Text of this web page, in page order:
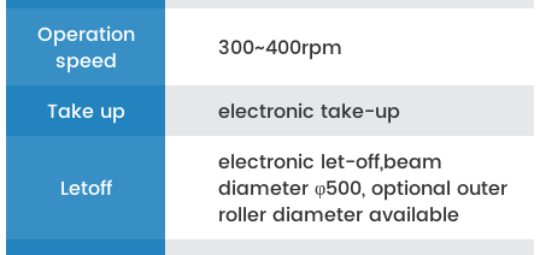
Operation
speed
300~400rpm
Take up electronic take-up
Letoff
electronic let-off,beam
diameter φ500, optional outer
roller diameter available